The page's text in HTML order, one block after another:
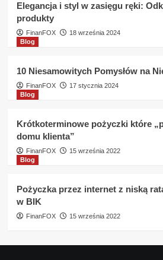
Elegancja i styl w zasięgu ręki:
produkty
FinanFOX
18 września 2024
Blog
10 Niesamowitych Pomysłów na
FinanFOX
17 stycznia 2024
Blog
Krótkoterminowe pożyczki które
domu klienta”
FinanFOX
15 września 2022
Blog
Pożyczka przez internet z niską
w BIK
FinanFOX 15 września 2022